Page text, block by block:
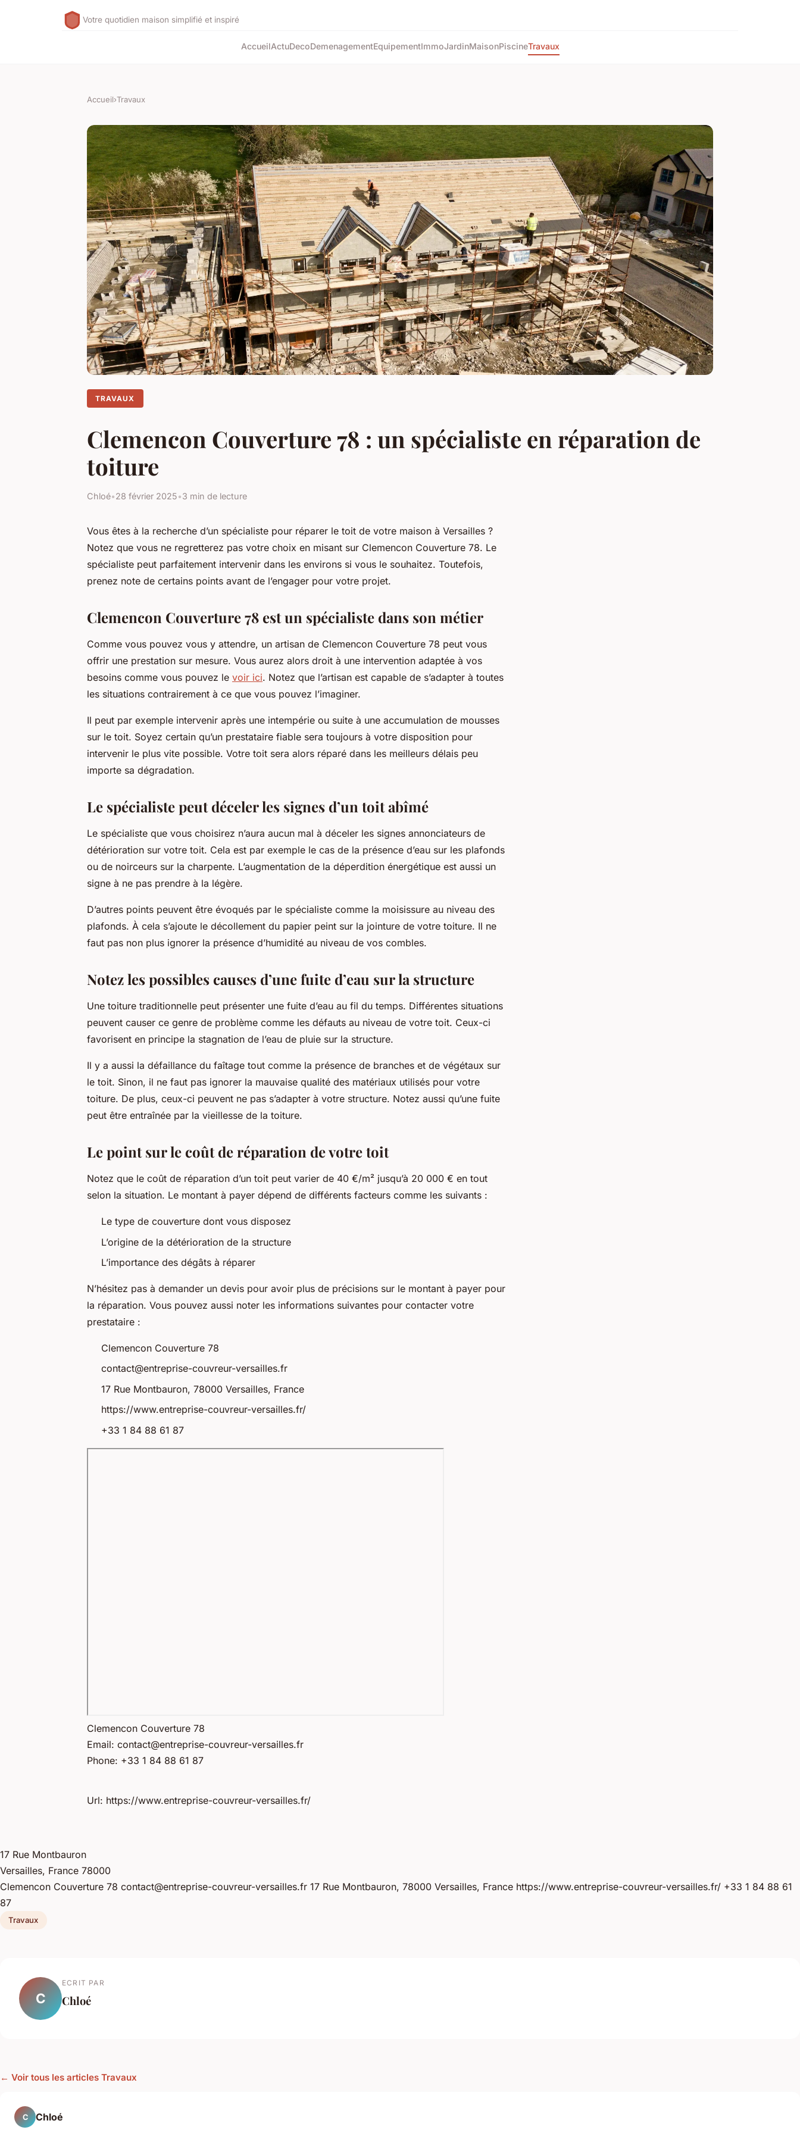
Votre quotidien maison simplifié et inspiré
AccueilActuDecoDemenagementEquipementImmoJardinMaisonPiscineTravaux
Accueil›Travaux
TRAVAUX
Clemencon Couverture 78 : un spécialiste en réparation de
toiture
Chloé•28 février 2025•3 min de lecture
Vous êtes à la recherche d’un spécialiste pour réparer le toit de votre maison à Versailles ?
Notez que vous ne regretterez pas votre choix en misant sur Clemencon Couverture 78. Le
spécialiste peut parfaitement intervenir dans les environs si vous le souhaitez. Toutefois,
prenez note de certains points avant de l’engager pour votre projet.
Clemencon Couverture 78 est un spécialiste dans son métier
Comme vous pouvez vous y attendre, un artisan de Clemencon Couverture 78 peut vous
offrir une prestation sur mesure. Vous aurez alors droit à une intervention adaptée à vos
besoins comme vous pouvez le voir ici. Notez que l’artisan est capable de s’adapter à toutes
les situations contrairement à ce que vous pouvez l’imaginer.
Il peut par exemple intervenir après une intempérie ou suite à une accumulation de mousses
sur le toit. Soyez certain qu’un prestataire fiable sera toujours à votre disposition pour
intervenir le plus vite possible. Votre toit sera alors réparé dans les meilleurs délais peu
importe sa dégradation.
Le spécialiste peut déceler les signes d’un toit abîmé
Le spécialiste que vous choisirez n’aura aucun mal à déceler les signes annonciateurs de
détérioration sur votre toit. Cela est par exemple le cas de la présence d’eau sur les plafonds
ou de noirceurs sur la charpente. L’augmentation de la déperdition énergétique est aussi un
signe à ne pas prendre à la légère.
D’autres points peuvent être évoqués par le spécialiste comme la moisissure au niveau des
plafonds. À cela s’ajoute le décollement du papier peint sur la jointure de votre toiture. Il ne
faut pas non plus ignorer la présence d’humidité au niveau de vos combles.
Notez les possibles causes d’une fuite d’eau sur la structure
Une toiture traditionnelle peut présenter une fuite d’eau au fil du temps. Différentes situations
peuvent causer ce genre de problème comme les défauts au niveau de votre toit. Ceux-ci
favorisent en principe la stagnation de l’eau de pluie sur la structure.
Il y a aussi la défaillance du faîtage tout comme la présence de branches et de végétaux sur
le toit. Sinon, il ne faut pas ignorer la mauvaise qualité des matériaux utilisés pour votre
toiture. De plus, ceux-ci peuvent ne pas s’adapter à votre structure. Notez aussi qu’une fuite
peut être entraînée par la vieillesse de la toiture.
Le point sur le coût de réparation de votre toit
Notez que le coût de réparation d’un toit peut varier de 40 €/m² jusqu’à 20 000 € en tout
selon la situation. Le montant à payer dépend de différents facteurs comme les suivants :
Le type de couverture dont vous disposez
L’origine de la détérioration de la structure
L’importance des dégâts à réparer
N’hésitez pas à demander un devis pour avoir plus de précisions sur le montant à payer pour
la réparation. Vous pouvez aussi noter les informations suivantes pour contacter votre
prestataire :
Clemencon Couverture 78
contact@entreprise-couvreur-versailles.fr
17 Rue Montbauron, 78000 Versailles, France
https://www.entreprise-couvreur-versailles.fr/
+33 1 84 88 61 87
Clemencon Couverture 78
Email: contact@entreprise-couvreur-versailles.fr
Phone: +33 1 84 88 61 87
Url: https://www.entreprise-couvreur-versailles.fr/
17 Rue Montbauron
Versailles, France 78000
Clemencon Couverture 78 contact@entreprise-couvreur-versailles.fr 17 Rue Montbauron, 78000 Versailles, France https://www.entreprise-couvreur-versailles.fr/ +33 1 84 88 61
87
Travaux
C
ECRIT PAR
Chloé
← Voir tous les articles Travaux
C Chloé